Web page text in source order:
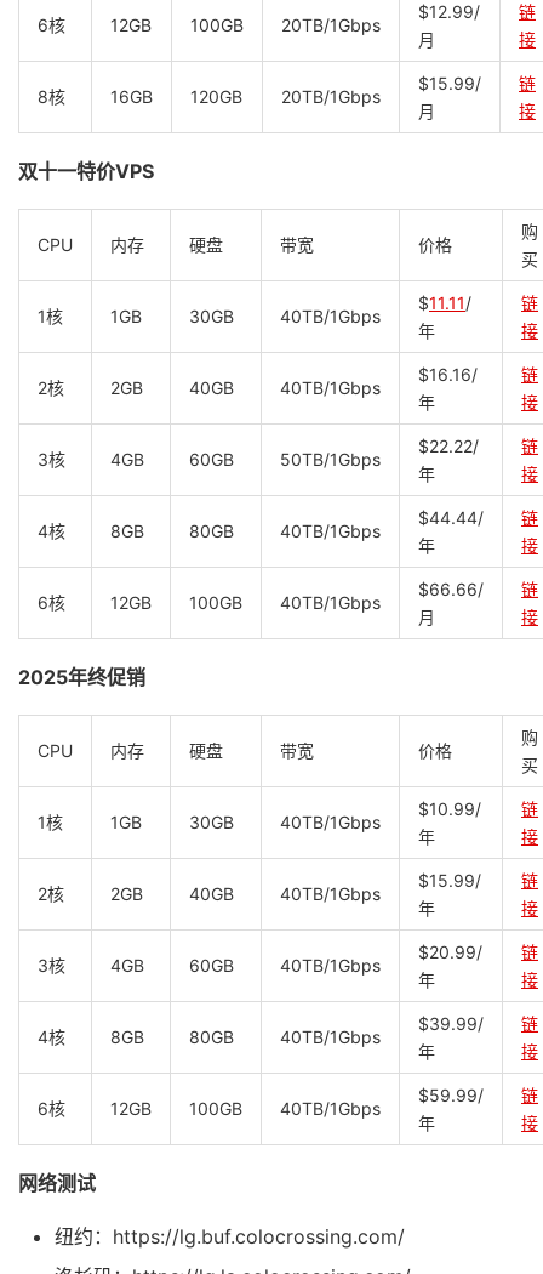
6核 12GB 100GB 20TB/1Gbps
$12.99/
月
链
接
8核 16GB 120GB 20TB/1Gbps
$15.99/
月
链
接
双十一特价VPS
CPU 内存 硬盘 带宽 价格
购
买
1核 1GB 30GB 40TB/1Gbps
$11.11/
年
链
接
2核 2GB 40GB 40TB/1Gbps
$16.16/
年
链
接
3核 4GB 60GB 50TB/1Gbps
$22.22/
年
链
接
4核 8GB 80GB 40TB/1Gbps
$44.44/
年
链
接
6核 12GB 100GB 40TB/1Gbps
$66.66/
月
链
接
2025年终促销
CPU 内存 硬盘 带宽 价格
购
买
1核 1GB 30GB 40TB/1Gbps
$10.99/
年
链
接
2核 2GB 40GB 40TB/1Gbps
$15.99/
年
链
接
3核 4GB 60GB 40TB/1Gbps
$20.99/
年
链
接
4核 8GB 80GB 40TB/1Gbps
$39.99/
年
链
接
6核 12GB 100GB 40TB/1Gbps
$59.99/
年
链
接
网络测试
纽约：https://lg.buf.colocrossing.com/